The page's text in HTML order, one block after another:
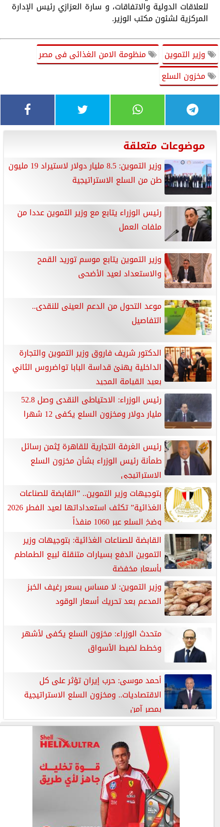
للعلاقات الدولية والاتفاقات، و سارة العزازي رئيس الإدارة
المركزية لشئون مكتب الوزير.
وزير التموين
منظومة الامن الغذائى فى مصر
مخزون السلع
موضوعات متعلقة
وزير التموين: 8.5 مليار دولار لاستيراد 19 مليون
طن من السلع الاستراتيجية
رئيس الوزراء يتابع مع وزير التموين عددا من
ملفات العمل
وزير التموين يتابع موسم توريد القمح
والاستعداد لعيد الأضحى
موعد التحول من الدعم العينى للنقدى..
التفاصيل
الدكتور شريف فاروق وزير التموين والتجارة
الداخلية يهنئ قداسة البابا تواضروس الثاني
بعيد القيامة المجيد
رئيس الوزراء: الاحتياطى النقدى وصل 52.8
مليار دولار ومخزون السلع يكفى 12 شهرا
رئيس الغرفة التجارية للقاهرة يُثمن رسائل
طمأنة رئيس الوزراء بشأن مخزون السلع
الاستراتيجي
بتوجيهات وزير التموين.. ”القابضة للصناعات
الغذائية” تكثف استعداداتها لعيد الفطر 2026
وضخ السلع عبر 1060 منفذاً
القابضة للصناعات الغذائية: بتوجيهات وزير
التموين الدفع بسيارات متنقلة لبيع الطماطم
بأسعار مخفضة
وزير التموين: لا مساس بسعر رغيف الخبز
المدعم بعد تحريك أسعار الوقود
متحدث الوزراء: مخزون السلع يكفى لأشهر
وخطط لضبط الأسواق
أحمد موسى: حرب إيران تؤثر على كل
الاقتصاديات.. ومخزون السلع الاستراتيجية
بمصر آمن